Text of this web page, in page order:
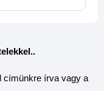
címünkre írva vagy a